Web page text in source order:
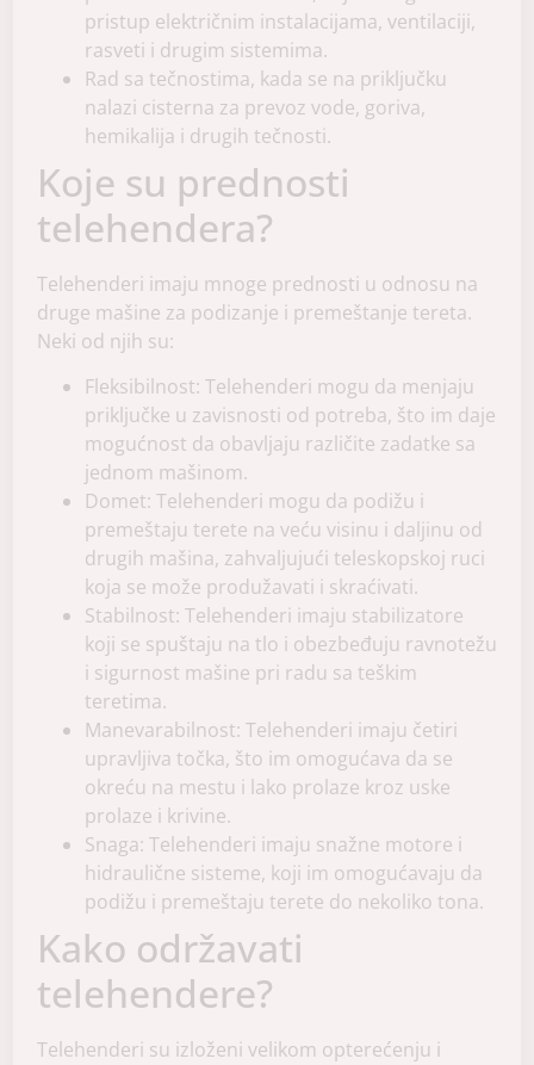
pristup električnim instalacijama, ventilaciji,
rasveti i drugim sistemima.
Rad sa tečnostima, kada se na priključku
nalazi cisterna za prevoz vode, goriva,
hemikalija i drugih tečnosti.
Koje su prednosti
telehendera?
Telehenderi imaju mnoge prednosti u odnosu na
druge mašine za podizanje i premeštanje tereta.
Neki od njih su:
Fleksibilnost: Telehenderi mogu da menjaju
priključke u zavisnosti od potreba, što im daje
mogućnost da obavljaju različite zadatke sa
jednom mašinom.
Domet: Telehenderi mogu da podižu i
premeštaju terete na veću visinu i daljinu od
drugih mašina, zahvaljujući teleskopskoj ruci
koja se može produžavati i skraćivati.
Stabilnost: Telehenderi imaju stabilizatore
koji se spuštaju na tlo i obezbeđuju ravnotežu
i sigurnost mašine pri radu sa teškim
teretima.
Manevarabilnost: Telehenderi imaju četiri
upravljiva točka, što im omogućava da se
okreću na mestu i lako prolaze kroz uske
prolaze i krivine.
Snaga: Telehenderi imaju snažne motore i
hidraulične sisteme, koji im omogućavaju da
podižu i premeštaju terete do nekoliko tona.
Kako održavati
telehendere?
Telehenderi su izloženi velikom opterećenju i